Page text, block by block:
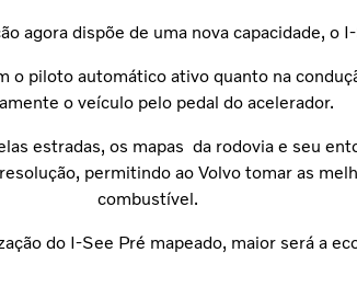
agora dispõe de uma nova capacidade, o
o piloto automático ativo quanto na
o veículo pelo pedal do acelerador.
estradas, os mapas da rodovia e seu
permitindo ao Volvo tomar as
combustível.
do I-See Pré mapeado, maior será a